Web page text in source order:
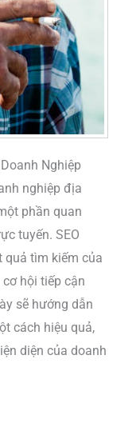
Nghiệp
nghiệp địa
phần quan
tuyến. SEO
quả tìm kiếm của
hội tiếp cận
sẽ hướng dẫn
cách hiệu quả,
diện của doanh